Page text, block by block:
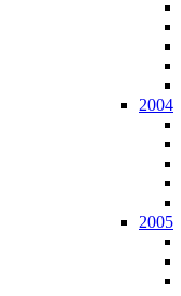
2004
2005